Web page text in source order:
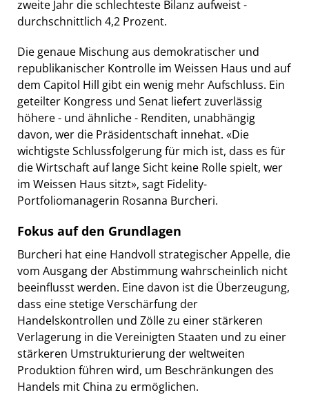
zweite Jahr die schlechteste Bilanz aufweist -
durchschnittlich 4,2 Prozent.
Die genaue Mischung aus demokratischer und
republikanischer Kontrolle im Weissen Haus und auf
dem Capitol Hill gibt ein wenig mehr Aufschluss. Ein
geteilter Kongress und Senat liefert zuverlässig
höhere - und ähnliche - Renditen, unabhängig
davon, wer die Präsidentschaft innehat. «Die
wichtigste Schlussfolgerung für mich ist, dass es für
die Wirtschaft auf lange Sicht keine Rolle spielt, wer
im Weissen Haus sitzt», sagt Fidelity-
Portfoliomanagerin Rosanna Burcheri.
Fokus auf den Grundlagen
Burcheri hat eine Handvoll strategischer Appelle, die
vom Ausgang der Abstimmung wahrscheinlich nicht
beeinflusst werden. Eine davon ist die Überzeugung,
dass eine stetige Verschärfung der
Handelskontrollen und Zölle zu einer stärkeren
Verlagerung in die Vereinigten Staaten und zu einer
stärkeren Umstrukturierung der weltweiten
Produktion führen wird, um Beschränkungen des
Handels mit China zu ermöglichen.